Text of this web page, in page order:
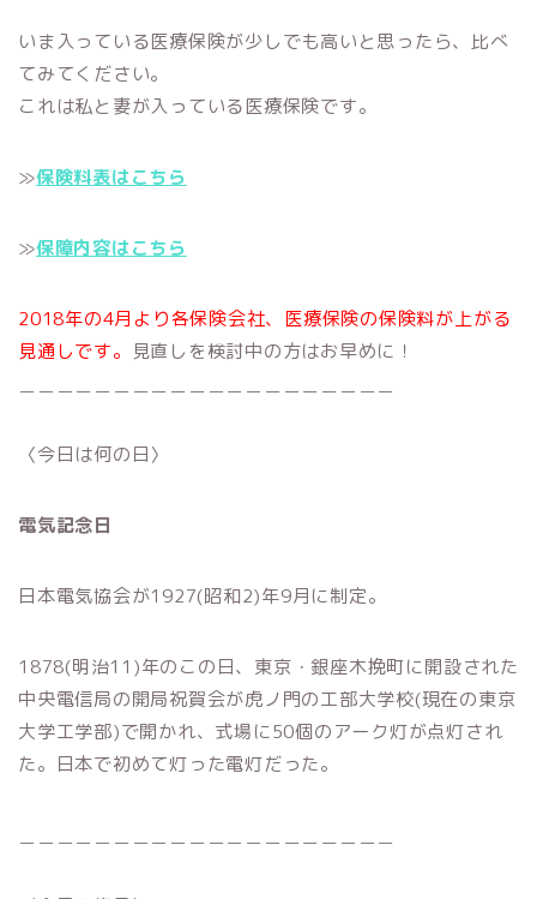
いま入っている医療保険が少しでも高いと思ったら、比べ
てみてください。
これは私と妻が入っている医療保険です。
≫保険料表はこちら
≫保障内容はこちら
2018年の4月より各保険会社、医療保険の保険料が上がる
見通しです。
見直しを検討中の方はお早めに！
〈今日は何の日〉
電気記念日
日本電気協会が1927(昭和2)年9月に制定。
1878(明治11)年のこの日、東京・銀座木挽町に開設された
中央電信局の開局祝賀会が虎ノ門の工部大学校(現在の東京
大学工学部)で開かれ、式場に50個のアーク灯が点灯され
た。日本で初めて灯った電灯だった。